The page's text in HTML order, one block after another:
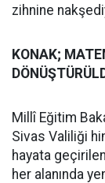
zihnine
KONAK;
Millî Eğitim
Sivas Valiliği
hayata
her alanında